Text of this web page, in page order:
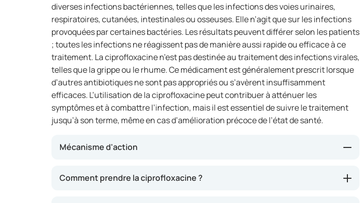
diverses infections bactériennes, telles que les infections des voies urinaires,
respiratoires, cutanées, intestinales ou osseuses. Elle n’agit que sur les infections
provoquées par certaines bactéries. Les résultats peuvent différer selon les patients
; toutes les infections ne réagissent pas de manière aussi rapide ou efficace à ce
traitement. La ciprofloxacine n’est pas destinée au traitement des infections virales,
telles que la grippe ou le rhume. Ce médicament est généralement prescrit lorsque
d’autres antibiotiques ne sont pas appropriés ou s’avèrent insuffisamment
efficaces. L’utilisation de la ciprofloxacine peut contribuer à atténuer les
symptômes et à combattre l’infection, mais il est essentiel de suivre le traitement
jusqu’à son terme, même en cas d’amélioration précoce de l’état de santé.
Mécanisme d'action
l’infection. Ce médicament est fréquemment utilisé dans le cadre d’infections
Comment prendre la ciprofloxacine ?